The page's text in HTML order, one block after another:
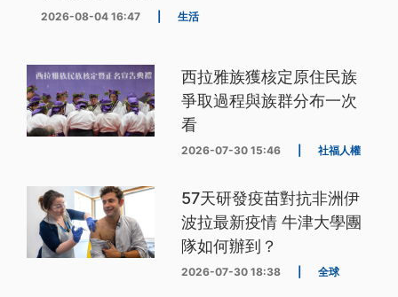
2026-08-04 16:47 生活
西拉雅族獲核定原住民族
爭取過程與族群分布一次
看
2026-07-30 15:46 社福人權
57天研發疫苗對抗非洲伊
波拉最新疫情 牛津大學團
隊如何辦到？
2026-07-30 18:38 全球